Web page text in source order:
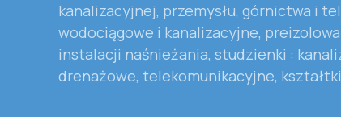
kanalizacyjnej, przemysłu, górnictwa i
wodociągowe i kanalizacyjne,
instalacji naśnieżania, studzienki :
drenażowe, telekomunikacyjne,